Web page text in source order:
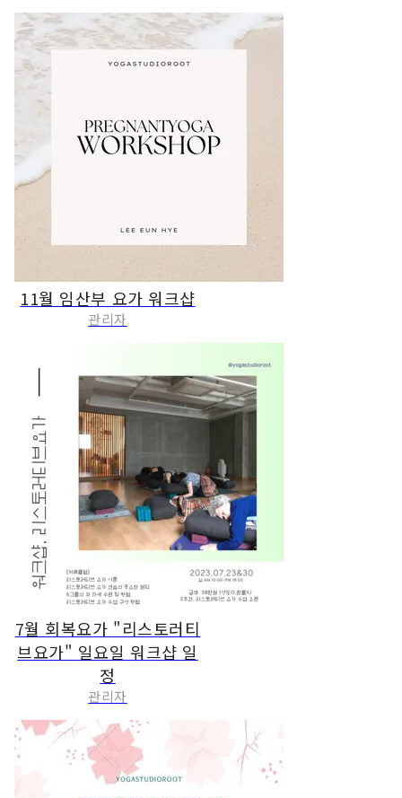
11월 임산부 요가 워크샵
관리자
7월 회복요가 "리스토러티
브요가" 일요일 워크샵 일
정
관리자